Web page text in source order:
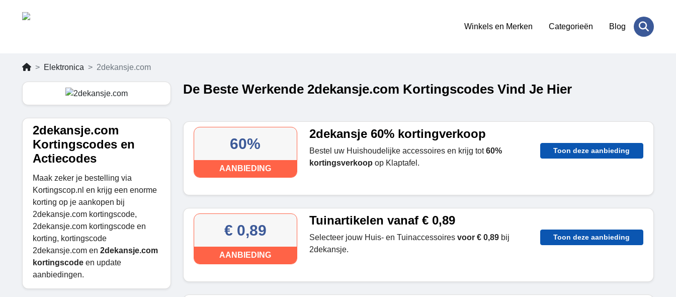
Winkels en Merken Categorieën Blog
Elektronica 2dekansje.com
2dekansje.com
Kortingscodes en
Actiecodes
Maak zeker je bestelling via
Kortingscop.nl en krijg een enorme
korting op je aankopen bij
2dekansje.com kortingscode,
2dekansje.com kortingscode en
korting, kortingscode
2dekansje.com en 2dekansje.com
kortingscode en update
aanbiedingen.
De Beste Werkende 2dekansje.com Kortingscodes Vind Je Hier
60%
AANBIEDING
2dekansje 60% kortingverkoop
Bestel uw Huishoudelijke accessoires en krijg tot60%
kortingsverkoop op Klaptafel.
Toon deze aanbieding
€ 0,89
AANBIEDING
Tuinartikelen vanaf € 0,89
Selecteer jouw Huis- en Tuinaccessoires voor € 0,89bij
2dekansje.
Toon deze aanbieding